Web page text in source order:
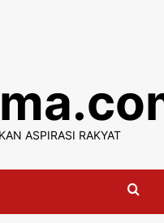
ASPIRASI RAKYAT